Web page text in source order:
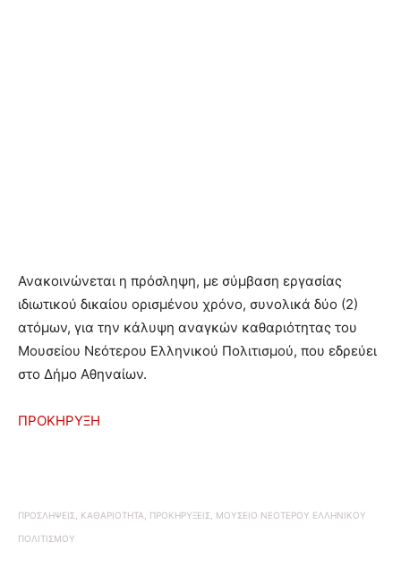
Ανακοινώνεται η πρόσληψη, με σύμβαση εργασίας
ιδιωτικού δικαίου ορισμένου χρόνο, συνολικά δύο (2)
ατόμων, για την κάλυψη αναγκών καθαριότητας του
Μουσείου Νεότερου Ελληνικού Πολιτισμού, που εδρεύει
στο Δήμο Αθηναίων.
ΠΡΟΚΗΡΥΞΗ
ΠΡΟΣΛΗΨΕΙΣ, ΚΑΘΑΡΙΟΤΗΤΑ, ΠΡΟΚΗΡΥΞΕΙΣ, ΜΟΥΣΕΙΟ ΝΕΟΤΕΡΟΥ ΕΛΛΗΝΙΚΟΥ
ΠΟΛΙΤΙΣΜΟΥ